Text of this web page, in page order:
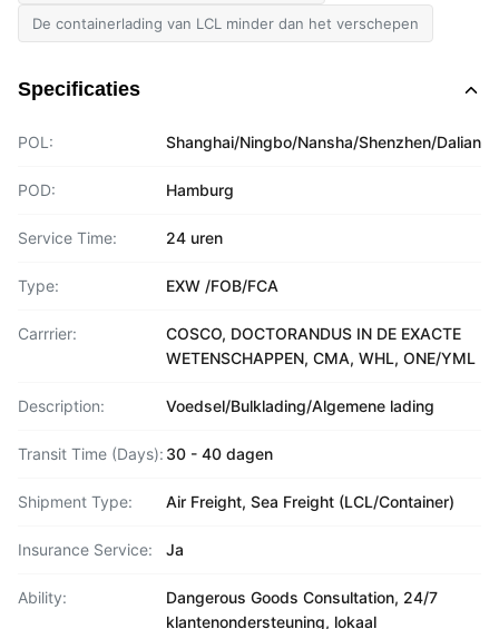
De containerlading van LCL minder dan het verschepen
Specificaties
POL: Shanghai/Ningbo/Nansha/Shenzhen/Dalian
POD: Hamburg
Service Time: 24 uren
Type: EXW /FOB/FCA
Carrrier:
COSCO, DOCTORANDUS IN DE EXACTE
WETENSCHAPPEN, CMA, WHL, ONE/YML
Description: Voedsel/Bulklading/Algemene lading
Transit Time (Days): 30 - 40 dagen
Shipment Type: Air Freight, Sea Freight (LCL/Container)
Insurance Service: Ja
Ability:
Dangerous Goods Consultation, 24/7
klantenondersteuning, lokaal